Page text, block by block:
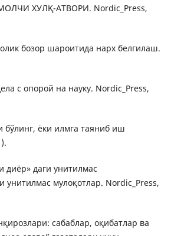
ХУЛҚ-АТВОРИ. Nordic_Press,
бозор шароитида нарх белгилаш.
с опорой на науку. Nordic_Press,
бўлинг, ёки илмга таяниб иш
диёр» даги унитилмас
унитилмас мулоқотлар. Nordic_Press,
сабаблар, оқибатлар ва